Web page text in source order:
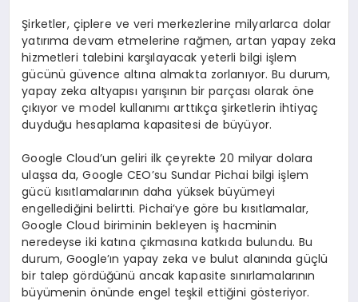
Şirketler, çiplere ve veri merkezlerine milyarlarca dolar
yatırıma devam etmelerine rağmen, artan yapay zeka
hizmetleri talebini karşılayacak yeterli bilgi işlem
gücünü güvence altına almakta zorlanıyor. Bu durum,
yapay zeka altyapısı yarışının bir parçası olarak öne
çıkıyor ve model kullanımı arttıkça şirketlerin ihtiyaç
duyduğu hesaplama kapasitesi de büyüyor.
Google Cloud’un geliri ilk çeyrekte 20 milyar dolara
ulaşsa da, Google CEO’su Sundar Pichai bilgi işlem
gücü kısıtlamalarının daha yüksek büyümeyi
engellediğini belirtti. Pichai’ye göre bu kısıtlamalar,
Google Cloud biriminin bekleyen iş hacminin
neredeyse iki katına çıkmasına katkıda bulundu. Bu
durum, Google’ın yapay zeka ve bulut alanında güçlü
bir talep gördüğünü ancak kapasite sınırlamalarının
büyümenin önünde engel teşkil ettiğini gösteriyor.